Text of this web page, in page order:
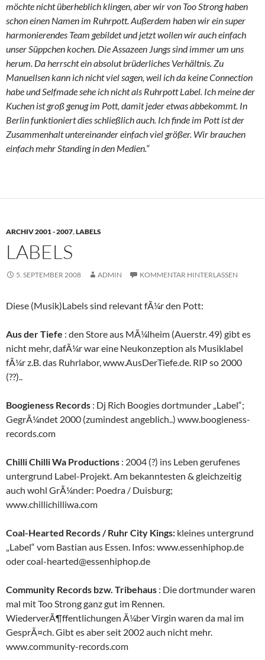
möchte nicht überheblich klingen, aber wir von Too Strong haben
schon einen Namen im Ruhrpott. Außerdem haben wir ein super
harmonierendes Team gebildet und jetzt wollen wir auch einfach
unser Süppchen kochen. Die Assazeen Jungs sind immer um uns
herum. Da herrscht ein absolut brüderliches Verhältnis. Zu
Manuellsen kann ich nicht viel sagen, weil ich da keine Connection
habe und Selfmade sehe ich nicht als Ruhrpott Label. Ich meine der
Kuchen ist groß genug im Pott, damit jeder etwas abbekommt. In
Berlin funktioniert dies schließlich auch. Ich finde im Pott ist der
Zusammenhalt untereinander einfach viel größer. Wir brauchen
einfach mehr Standing in den Medien.“
ARCHIV 2001 - 2007,LABELS
LABELS
5. SEPTEMBER 2008 ADMIN KOMMENTAR HINTERLASSEN
Diese (Musik)Labels sind relevant fÃ¼r den Pott:
Aus der Tiefe : den Store aus MÃ¼lheim (Auerstr. 49) gibt es
nicht mehr, dafÃ¼r war eine Neukonzeption als Musiklabel
fÃ¼r z.B. das Ruhrlabor, www.AusDerTiefe.de. RIP so 2000
(??)..
Boogieness Records : Dj Rich Boogies dortmunder „Label“;
GegrÃ¼ndet 2000 (zumindest angeblich..) www.boogieness-
records.com
Chilli Chilli Wa Productions : 2004 (?) ins Leben gerufenes
untergrund Label-Projekt. Am bekanntesten & gleichzeitig
auch wohl GrÃ¼nder: Poedra / Duisburg;
www.chillichilliwa.com
Coal-Hearted Records / Ruhr City Kings: kleines untergrund
„Label“ vom Bastian aus Essen. Infos: www.essenhiphop.de
oder coal-hearted@essenhiphop.de
Community Records bzw. Tribehaus : Die dortmunder waren
mal mit Too Strong ganz gut im Rennen.
WiederverÃ¶ffentlichungen Ã¼ber Virgin waren da mal im
GesprÃ¤ch. Gibt es aber seit 2002 auch nicht mehr.
www.community-records.com